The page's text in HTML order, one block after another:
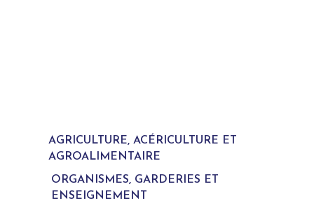
AGRICULTURE, ACÉRICULTURE ET
AGROALIMENTAIRE
ORGANISMES, GARDERIES ET
ENSEIGNEMENT